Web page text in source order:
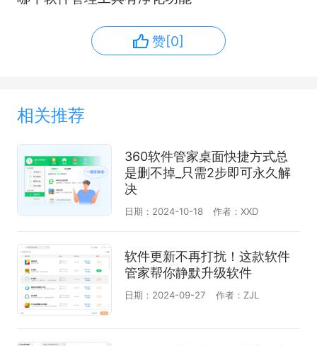
赞[0]
相关推荐
360软件管家桌面快捷方式总
是删不掉_只需2步即可永久解
决
日期：2024-10-18 作者：XXD
软件更新不再打扰！这款软件
管家帮你静默升级软件
日期：2024-09-27 作者：ZJL